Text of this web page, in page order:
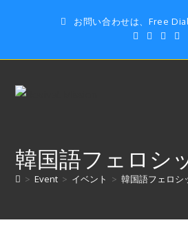
ン
お問い合わせは、Free
韓国語フェロシ
> Event > イベント > 韓国語フェロシ